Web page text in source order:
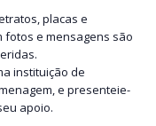
placas e
e mensagens são
instituição de
e presenteie-
apoio.